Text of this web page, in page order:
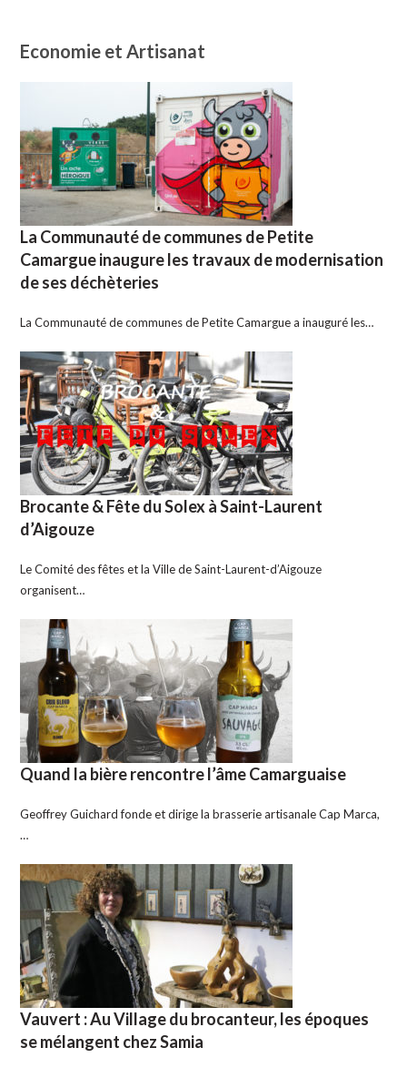
Economie et Artisanat
La Communauté de communes de Petite
Camargue inaugure les travaux de modernisation
de ses déchèteries
La Communauté de communes de Petite Camargue a inauguré les…
Brocante & Fête du Solex à Saint-Laurent
d’Aigouze
Le Comité des fêtes et la Ville de Saint-Laurent-d’Aigouze
organisent…
Quand la bière rencontre l’âme Camarguaise
Geoffrey Guichard fonde et dirige la brasserie artisanale Cap Marca,
…
Vauvert : Au Village du brocanteur, les époques
se mélangent chez Samia